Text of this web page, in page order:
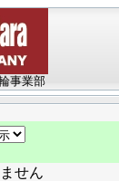
事業部
せん